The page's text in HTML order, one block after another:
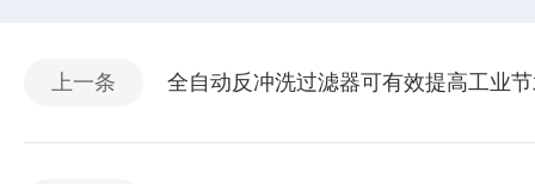
上一条 全自动反冲洗过滤器可有效提高工业